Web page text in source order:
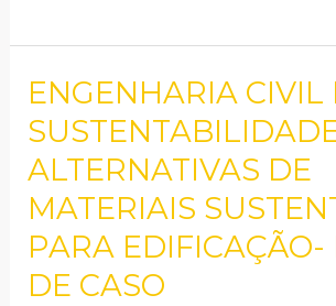
ENGENHARIA CIVIL
ALTERNATIVAS DE
MATERIAIS
PARA EDIFICAÇÃO-
DE CASO
ENGENHARIA
CIVIL
E
ALTERNATIVAS
DE
MATERIAIS